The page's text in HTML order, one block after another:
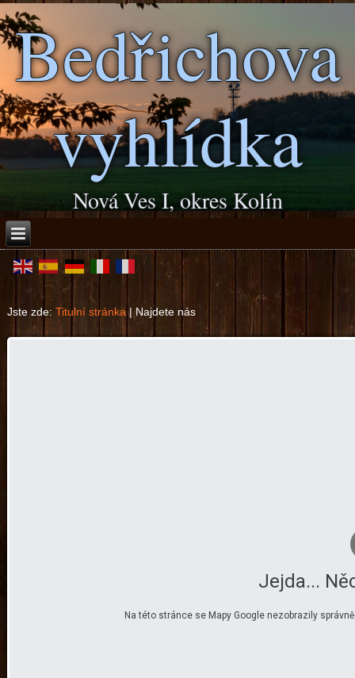
Bedřichova
vyhlídka
Nová Ves I, okres Kolín
Jste zde:Titulní stránka|Najdete nás
Jejda...
Na této stránce se Mapy Google nezobrazily